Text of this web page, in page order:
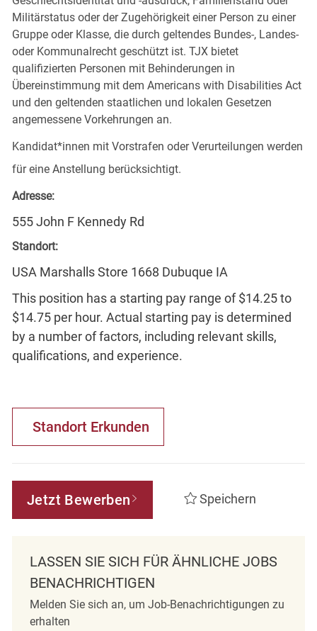
Militärstatus oder der Zugehörigkeit einer Person zu einer
Gruppe oder Klasse, die durch geltendes Bundes-, Landes-
oder Kommunalrecht geschützt ist. TJX bietet
qualifizierten Personen mit Behinderungen in
Übereinstimmung mit dem Americans with Disabilities Act
und den geltenden staatlichen und lokalen Gesetzen
angemessene Vorkehrungen an.
Kandidat*innen mit Vorstrafen oder Verurteilungen werden
für eine Anstellung berücksichtigt.
Adresse:
555 John F Kennedy Rd
Standort:
USA Marshalls Store 1668 Dubuque IA
This position has a starting pay range of $14.25 to
$14.75 per hour. Actual starting pay is determined
by a number of factors, including relevant skills,
qualifications, and experience.
Standort Erkunden
Jetzt Bewerben Speichern
LASSEN SIE SICH FÜR ÄHNLICHE JOBS
BENACHRICHTIGEN
Melden Sie sich an, um Job-Benachrichtigungen zu
erhalten